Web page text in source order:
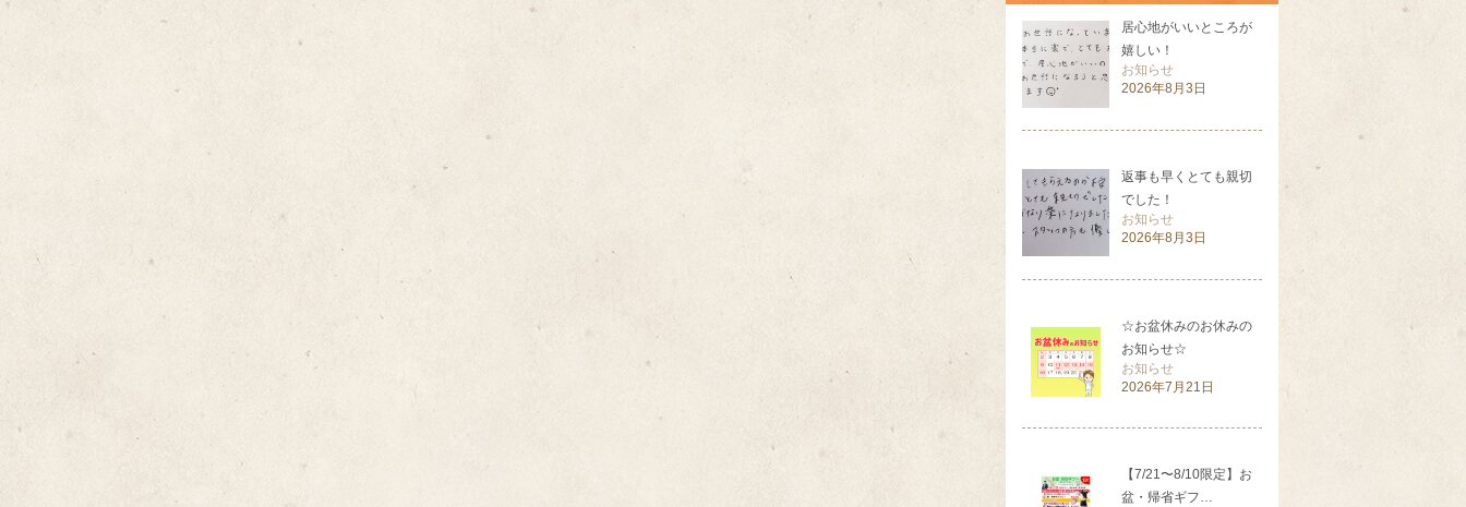
居心地がいいところが
嬉しい！
お知らせ
2026年8月3日
返事も早くとても親切
でした！
お知らせ
2026年8月3日
☆お盆休みのお休みの
お知らせ☆
お知らせ
2026年7月21日
【7/21〜8/10限定】お
盆・帰省ギフ…